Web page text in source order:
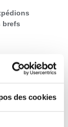
des cookies
brefs
avec